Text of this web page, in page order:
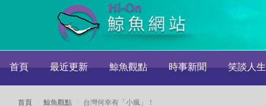
首頁 最近更新 鯨魚觀點 時事新聞 笑談人生
首頁 鯨魚觀點 台灣何幸有「小瘋」！